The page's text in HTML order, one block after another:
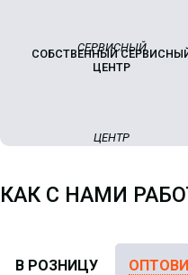
СОБСТВЕННЫЙ
ЦЕНТР
КАК С НАМИ
В РОЗНИЦУ